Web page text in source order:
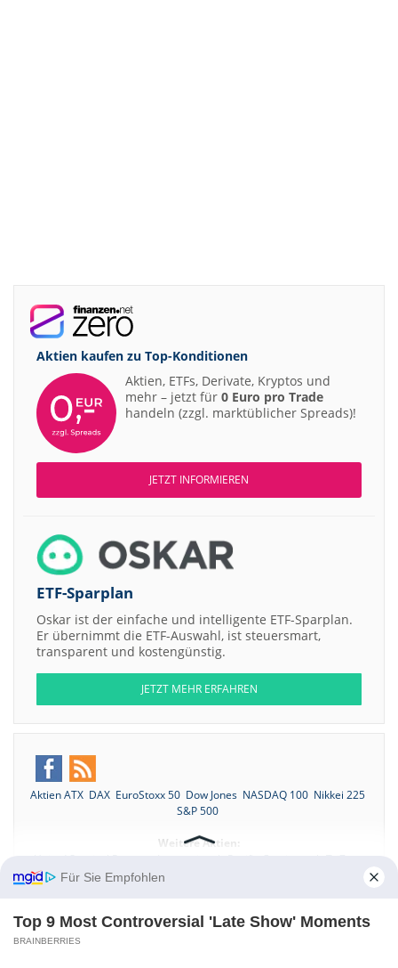
Aktien kaufen zu Top-Konditionen
Aktien, ETFs, Derivate, Kryptos und
mehr – jetzt für 0 Euro pro Trade
handeln (zzgl. marktüblicher Spreads)!
JETZT INFORMIEREN
ETF-Sparplan
Oskar ist der einfache und intelligente ETF-Sparplan.
Er übernimmt die ETF-Auswahl, ist steuersmart,
transparent und kostengünstig.
JETZT MEHR ERFAHREN
Aktien ATX DAX EuroStoxx 50 Dow Jones NASDAQ 100 Nikkei 225
S&P 500
Weitere Aktien:
Group BankUnited Financial
Sitemap-Datenschutz-Disclaimer- AGB-Privatsphäre-Einstellungen
Für Sie Empfohlen
Top 9 Most Controversial 'Late Show' Moments
BRAINBERRIES